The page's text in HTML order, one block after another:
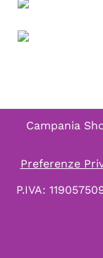
Campania
Preferenze
P.IVA: